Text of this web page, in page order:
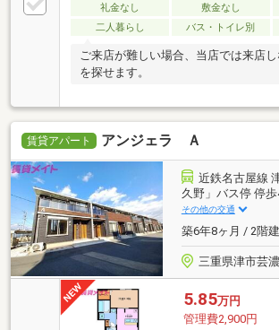
礼金なし 敷金なし
二人暮らし
バス・トイレ別
ご来店が難しい場合、当店では来店
を探せます。
賃貸アパート アンジェラ Ａ
近鉄名古屋線
久野」バス停 停歩
その他の交通
築6年8ヶ月 / 2階建
三重県津市芸
5.85万円
管理費2,900円